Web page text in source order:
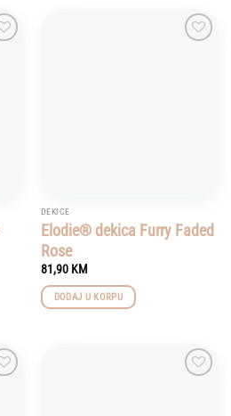
DEKICE
Elodie® dekica Furry Faded
Rose
81,90 KM
DODAJ U KORPU